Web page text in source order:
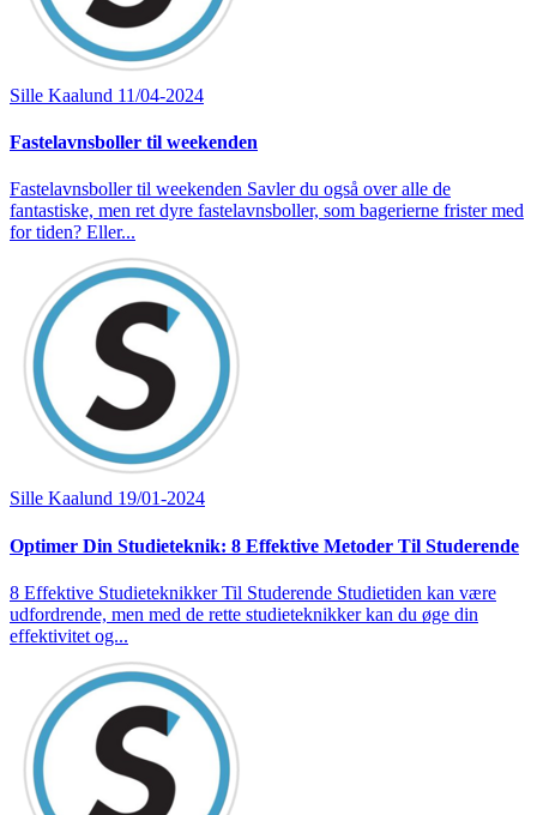
Sille Kaalund 11/04-2024
Fastelavnsboller til weekenden
Fastelavnsboller til weekenden Savler du også over alle de
fantastiske, men ret dyre fastelavnsboller, som bagerierne frister med
for tiden? Eller...
Sille Kaalund 19/01-2024
Optimer Din Studieteknik: 8 Effektive Metoder Til Studerende
8 Effektive Studieteknikker Til Studerende Studietiden kan være
udfordrende, men med de rette studieteknikker kan du øge din
effektivitet og...